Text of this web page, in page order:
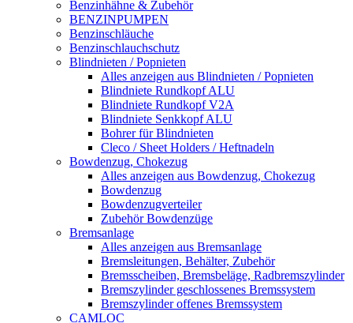
Benzinhähne & Zubehör
BENZINPUMPEN
Benzinschläuche
Benzinschlauchschutz
Blindnieten / Popnieten
Alles anzeigen aus Blindnieten / Popnieten
Blindniete Rundkopf ALU
Blindniete Rundkopf V2A
Blindniete Senkkopf ALU
Bohrer für Blindnieten
Cleco / Sheet Holders / Heftnadeln
Bowdenzug, Chokezug
Alles anzeigen aus Bowdenzug, Chokezug
Bowdenzug
Bowdenzugverteiler
Zubehör Bowdenzüge
Bremsanlage
Alles anzeigen aus Bremsanlage
Bremsleitungen, Behälter, Zubehör
Bremsscheiben, Bremsbeläge, Radbremszylinder
Bremszylinder geschlossenes Bremssystem
Bremszylinder offenes Bremssystem
CAMLOC